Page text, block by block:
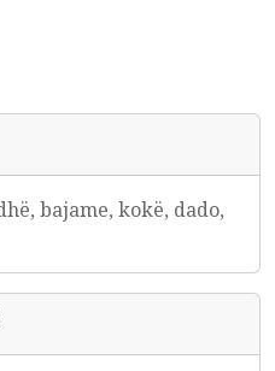
bajame, kokë, dado,